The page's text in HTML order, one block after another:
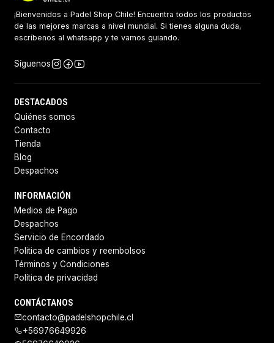
¡Bienvenidos a Padel Shop Chile! Encuentra todos los productos
de las mejores marcas a nivel mundial. Si tienes alguna duda,
escríbenos al whatsapp y te vamos guiando.
Síguenos
DESTACADOS
Quiénes somos
Contacto
Tienda
Blog
Despachos
INFORMACIÓN
Medios de Pago
Despachos
Servicio de Encordado
Politica de cambios y reembolsos
Términos y Condiciones
Política de privacidad
CONTÁCTANOS
contacto@padelshopchile.cl
+56976649926